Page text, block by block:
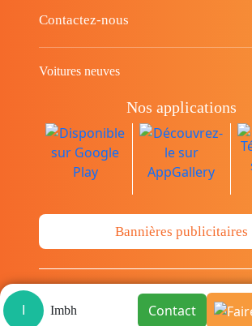
Imbh Contact
Contactez-nous
Voitures neuves
Nos applications
Bannières publicitaires
© Copyright 2014-2026 Cava.tn
les droits sont réservés.